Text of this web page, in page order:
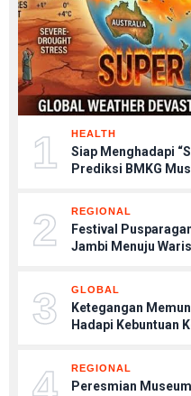
1 HEALTH
Siap Menghadapi
Prediksi BMKG
2 REGIONAL
Festival
Jambi Menuju
3 GLOBAL
Ketegangan
Hadapi Kebuntuan
REGIONAL
Peresmian